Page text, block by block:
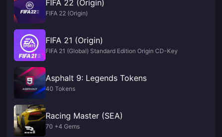
FIFA 22 (Origin)
FIFA 22 (Origin)
FIFA 21 (Origin)
FIFA 21 (Global) Standard Edition Origin CD-Key
Asphalt 9: Legends Tokens
40 Tokens
Racing Master (SEA)
70 +4 Gems